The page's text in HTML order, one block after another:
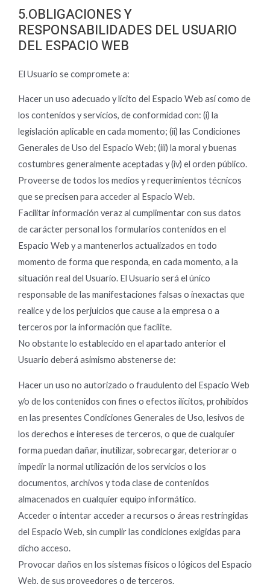
5.OBLIGACIONES Y
RESPONSABILIDADES DEL USUARIO
DEL ESPACIO WEB
El Usuario se compromete a:
Hacer un uso adecuado y lícito del Espacio Web así como de
los contenidos y servicios, de conformidad con: (i) la
legislación aplicable en cada momento; (ii) las Condiciones
Generales de Uso del Espacio Web; (iii) la moral y buenas
costumbres generalmente aceptadas y (iv) el orden público.
Proveerse de todos los medios y requerimientos técnicos
que se precisen para acceder al Espacio Web.
Facilitar información veraz al cumplimentar con sus datos
de carácter personal los formularios contenidos en el
Espacio Web y a mantenerlos actualizados en todo
momento de forma que responda, en cada momento, a la
situación real del Usuario. El Usuario será el único
responsable de las manifestaciones falsas o inexactas que
realice y de los perjuicios que cause a la empresa o a
terceros por la información que facilite.
No obstante lo establecido en el apartado anterior el
Usuario deberá asimismo abstenerse de:
Hacer un uso no autorizado o fraudulento del Espacio Web
y/o de los contenidos con fines o efectos ilícitos, prohibidos
en las presentes Condiciones Generales de Uso, lesivos de
los derechos e intereses de terceros, o que de cualquier
forma puedan dañar, inutilizar, sobrecargar, deteriorar o
impedir la normal utilización de los servicios o los
documentos, archivos y toda clase de contenidos
almacenados en cualquier equipo informático.
Acceder o intentar acceder a recursos o áreas restringidas
del Espacio Web, sin cumplir las condiciones exigidas para
dicho acceso.
Provocar daños en los sistemas físicos o lógicos del Espacio
Web, de sus proveedores o de terceros.